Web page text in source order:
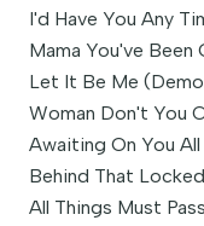
I'd Have You Any
Mama You've
Let It Be Me
Woman Don't You
Awaiting On You
Behind That
All Things Must